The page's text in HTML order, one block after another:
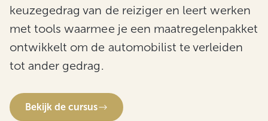
keuzegedrag van de reiziger en leert werken
met tools waarmee je een maatregelenpakket
ontwikkelt om de automobilist te verleiden
tot ander gedrag.
Bekijk de cursus